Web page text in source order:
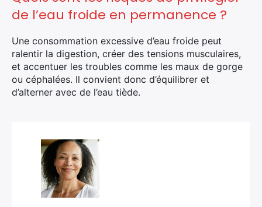
de l’eau froide en permanence ?
Une consommation excessive d’eau froide peut
ralentir la digestion, créer des tensions musculaires,
et accentuer les troubles comme les maux de gorge
ou céphalées. Il convient donc d’équilibrer et
d’alterner avec de l’eau tiède.